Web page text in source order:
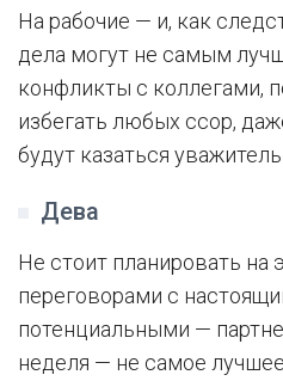
На рабочие — и, как
дела могут не самым
конфликты с коллегами,
избегать любых ссор,
будут казаться
Дева
Не стоит планировать на
переговорами с
потенциальными —
неделя — не самое